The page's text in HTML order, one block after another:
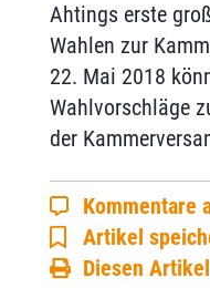
Ahtings erste
Wahlen zur
22. Mai 2018
Wahlvorschläge
der
Kommentare
Artikel
Diesen